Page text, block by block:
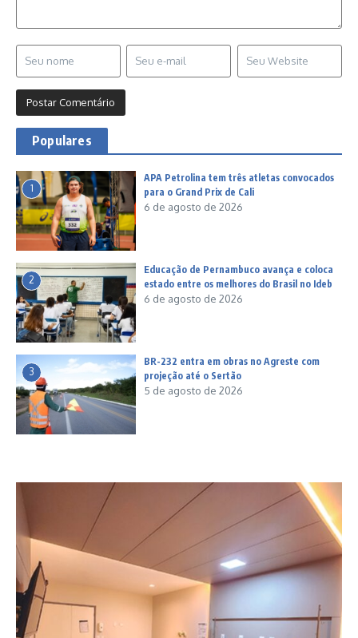
Populares
1
APA Petrolina tem três atletas convocados
para o Grand Prix de Cali
6 de agosto de 2026
2
Educação de Pernambuco avança e coloca
estado entre os melhores do Brasil no Ideb
6 de agosto de 2026
3
BR-232 entra em obras no Agreste com
projeção até o Sertão
5 de agosto de 2026